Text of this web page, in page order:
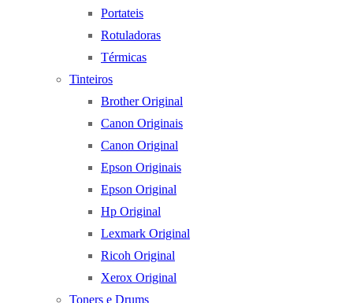
Portateis
Rotuladoras
Térmicas
Tinteiros
Brother Original
Canon Originais
Canon Original
Epson Originais
Epson Original
Hp Original
Lexmark Original
Ricoh Original
Xerox Original
Toners e Drums